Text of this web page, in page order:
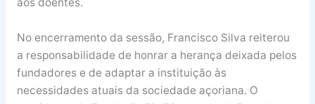
No encerramento da sessão, Francisco Silva reiterou
a responsabilidade de honrar a herança deixada pelos
fundadores e de adaptar a instituição às
necessidades atuais da sociedade açoriana. O